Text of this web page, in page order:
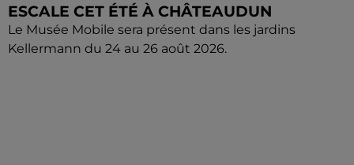
ESCALE CET ÉTÉ À CHÂTEAUDUN
Le Musée Mobile sera présent dans les jardins
Kellermann du 24 au 26 août 2026.